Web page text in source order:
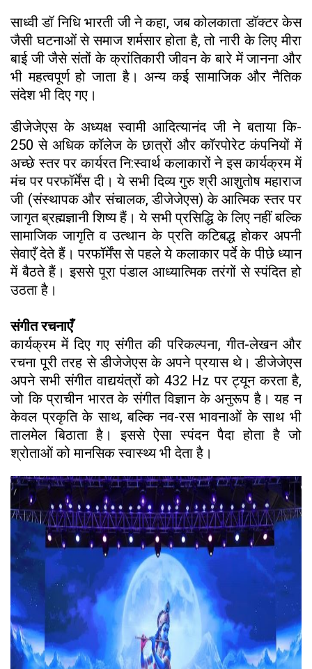
साध्वी डॉ निधि भारती जी ने कहा, जब कोलकाता डॉक्टर केस
जैसी घटनाओं से समाज शर्मसार होता है, तो नारी के लिए मीरा
बाई जी जैसे संतों के क्रांतिकारी जीवन के बारे में जानना और
भी महत्वपूर्ण हो जाता है। अन्य कई सामाजिक और नैतिक
संदेश भी दिए गए।
डीजेजेएस के अध्यक्ष स्वामी आदित्यानंद जी ने बताया कि-
250 से अधिक कॉलेज के छात्रों और कॉरपोरेट कंपनियों में
अच्छे स्तर पर कार्यरत नि:स्वार्थ कलाकारों ने इस कार्यक्रम में
मंच पर परफॉर्मेंस दी। ये सभी दिव्य गुरु श्री आशुतोष महाराज
जी (संस्थापक और संचालक, डीजेजेएस) के आत्मिक स्तर पर
जागृत ब्रह्मज्ञानी शिष्य हैं। ये सभी प्रसिद्धि के लिए नहीं बल्कि
सामाजिक जागृति व उत्थान के प्रति कटिबद्ध होकर अपनी
सेवाएँ देते हैं। परफॉर्मेंस से पहले ये कलाकार पर्दे के पीछे ध्यान
में बैठते हैं। इससे पूरा पंडाल आध्यात्मिक तरंगों से स्पंदित हो
उठता है।
संगीत रचनाएँ
कार्यक्रम में दिए गए संगीत की परिकल्पना, गीत-लेखन और
रचना पूरी तरह से डीजेजेएस के अपने प्रयास थे। डीजेजेएस
अपने सभी संगीत वाद्ययंत्रों को 432 Hz पर ट्यून करता है,
जो कि प्राचीन भारत के संगीत विज्ञान के अनुरूप है। यह न
केवल प्रकृति के साथ, बल्कि नव-रस भावनाओं के साथ भी
तालमेल बिठाता है। इससे ऐसा स्पंदन पैदा होता है जो
श्रोताओं को मानसिक स्वास्थ्य भी देता है।